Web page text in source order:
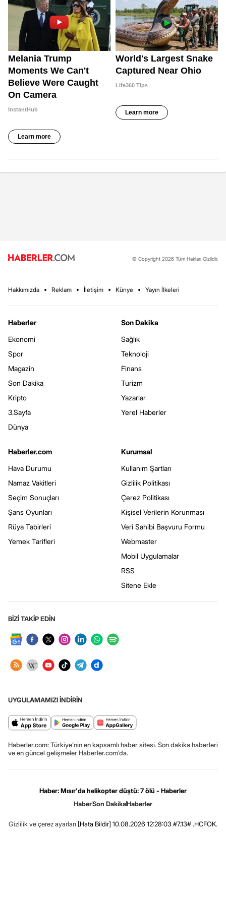
© Copyright 2026 Tüm Hakları Gizlidir.
Hakkımızda Reklam İletişim Künye Yayın İlkeleri
Haberler
Ekonomi
Spor
Magazin
Son Dakika
Kripto
3.Sayfa
Dünya
Son Dakika
Sağlık
Teknoloji
Finans
Turizm
Yazarlar
Yerel Haberler
Haberler.com
Hava Durumu
Namaz Vakitleri
Seçim Sonuçları
Şans Oyunları
Rüya Tabirleri
Yemek Tarifleri
Kurumsal
Kullanım Şartları
Gizlilik Politikası
Çerez Politikası
Kişisel Verilerin Korunması
Veri Sahibi Başvuru Formu
Webmaster
Mobil Uygulamalar
RSS
Sitene Ekle
BİZİ TAKİP EDİN
UYGULAMAMIZI İNDİRİN
Haberler.com: Türkiye’nin en kapsamlı haber sitesi. Son dakika haberleri
ve en güncel gelişmeler Haberler.com’da.
Haber: Mısır'da helikopter düştü: 7 ölü - Haberler
HaberSon DakikaHaberler
Gizlilik ve çerez ayarları [Hata Bildir] 10.08.2026 12:28:03 #7.13# .HCFOK.